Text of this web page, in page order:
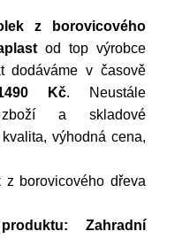
z borovicového
od top výrobce
dodáváme v časově
Kč. Neustále
a skladové
výhodná cena,
z borovicového dřeva
Zahradní